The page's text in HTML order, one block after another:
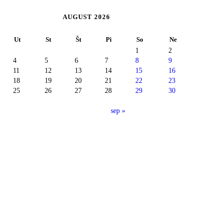
AUGUST 2026
Ut St Št Pi So Ne
sep »
1
2
4 5 6 7 8
9
11 12 13 14 15
16
18 19 20 21 22
23
25 26 27 28 29
30